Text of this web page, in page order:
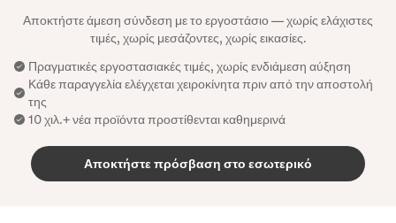
Αποκτήστε άμεση σύνδεση με το εργοστάσιο — χωρίς ελάχιστες
τιμές, χωρίς μεσάζοντες, χωρίς εικασίες.
Πραγματικές εργοστασιακές τιμές, χωρίς ενδιάμεση αύξηση
Κάθε παραγγελία ελέγχεται χειροκίνητα πριν από την αποστολή
της
10 χιλ.+ νέα προϊόντα προστίθενται καθημερινά
Αποκτήστε πρόσβαση στο εσωτερικό